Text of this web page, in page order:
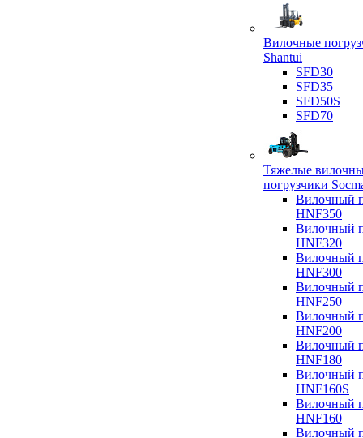
Вилочные
Shantui
SFD30
SFD35
SFD50S
SFD70
Тяжелые
погрузчики
Вилочный
HNF350
Вилочный
HNF320
Вилочный
HNF300
Вилочный
HNF250
Вилочный
HNF200
Вилочный
HNF180
Вилочный
HNF160S
Вилочный
HNF160
Вилочный